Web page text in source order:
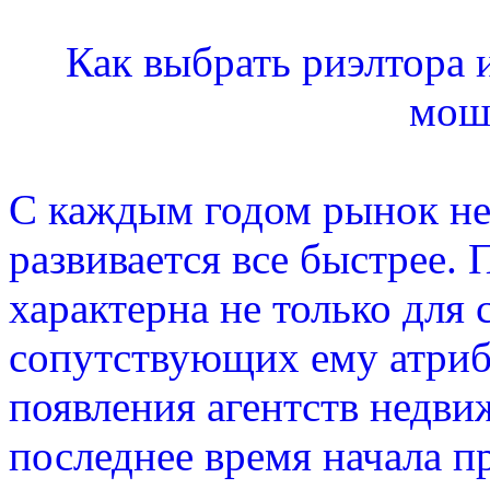
Как выбрать риэлтора
С каждым годом рынок
развивается все
характерна не только
сопутствующих ему
появления агентств
последнее время начала